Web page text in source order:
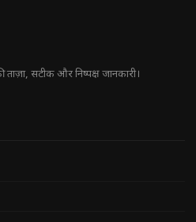
सटीक और निष्पक्ष जानकारी।